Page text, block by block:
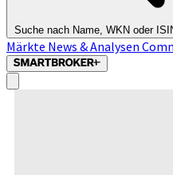
Suche nach Name, WKN oder
Märkte News & Analysen